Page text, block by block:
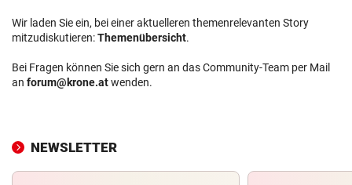
Wir laden Sie ein, bei einer aktuelleren themenrelevanten Story
mitzudiskutieren:Themenübersicht.
Bei Fragen können Sie sich gern an das Community-Team per Mail
an forum@krone.atwenden.
NEWSLETTER